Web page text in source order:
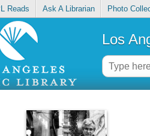
Reads Ask A Librarian Photo
Los